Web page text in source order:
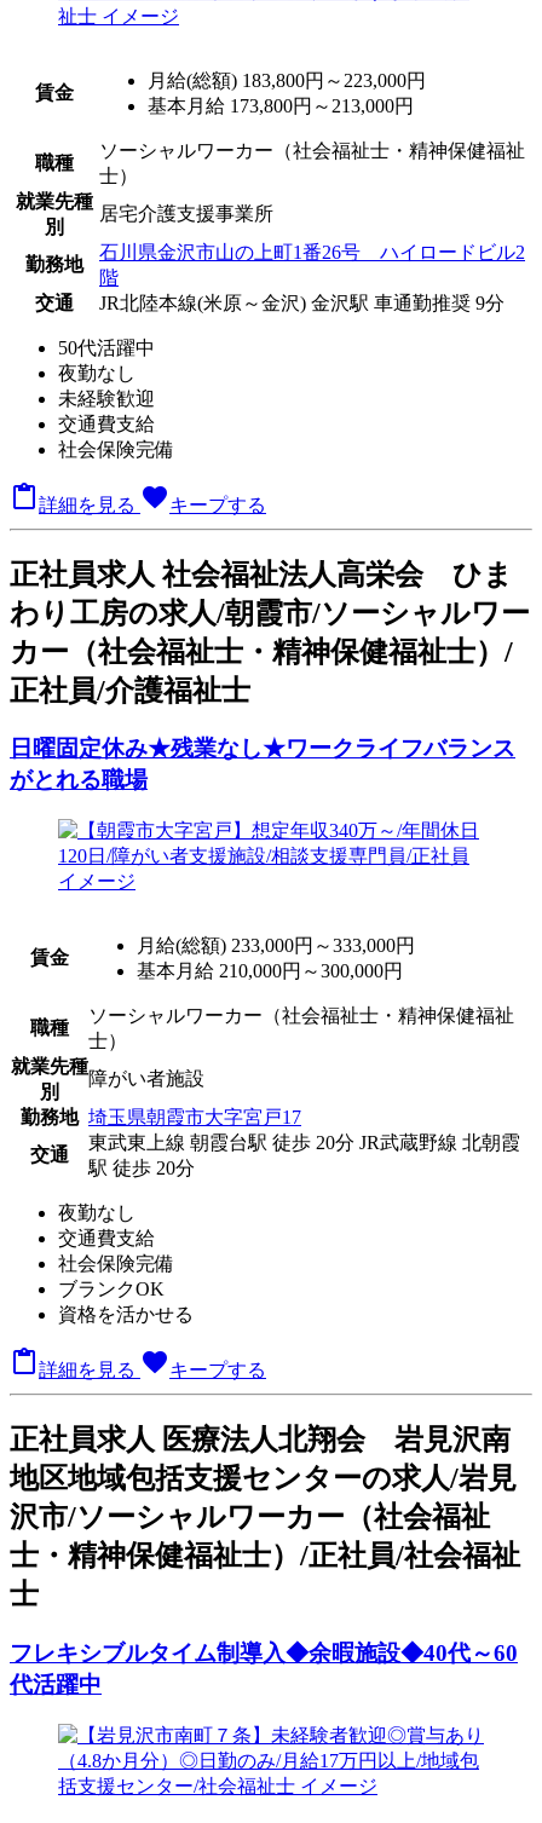
賃金
月給(総額) 183,800円～223,000円
基本月給 173,800円～213,000円
職種
ソーシャルワーカー（社会福祉士・精神保健福祉
士）
就業先種
別
居宅介護支援事業所
勤務地
石川県金沢市山の上町1番26号 ハイロードビル2
階
交通
JR北陸本線(米原～金沢) 金沢駅 車通勤推奨 9分
50代活躍中
夜勤なし
未経験歓迎
交通費支給
社会保険完備
詳細を見る favoriteキープする
正社員求人 社会福祉法人高栄会 ひま
わり工房の求人/朝霞市/ソーシャルワー
カー（社会福祉士・精神保健福祉士）/
正社員/介護福祉士
日曜固定休み★残業なし★ワークライフバランス
がとれる職場
賃金
月給(総額) 233,000円～333,000円
基本月給 210,000円～300,000円
職種
ソーシャルワーカー（社会福祉士・精神保健福祉
士）
就業先種
別
障がい者施設
勤務地 埼玉県朝霞市大字宮戸17
交通
東武東上線 朝霞台駅 徒歩 20分 JR武蔵野線 北朝霞
駅 徒歩 20分
夜勤なし
交通費支給
社会保険完備
ブランクOK
資格を活かせる
詳細を見る favoriteキープする
正社員求人 医療法人北翔会 岩見沢南
地区地域包括支援センターの求人/岩見
沢市/ソーシャルワーカー（社会福祉
士・精神保健福祉士）/正社員/社会福祉
士
フレキシブルタイム制導入◆余暇施設◆40代～60
代活躍中